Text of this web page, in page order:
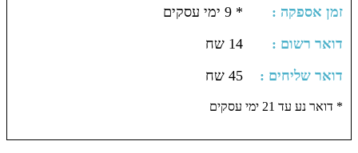
: זמן אספקה
* 9 ימי עסקים
: דואר רשום
14 שח
: דואר שליחים
45 שח
דואר נע עד 21 ימי עסקים *